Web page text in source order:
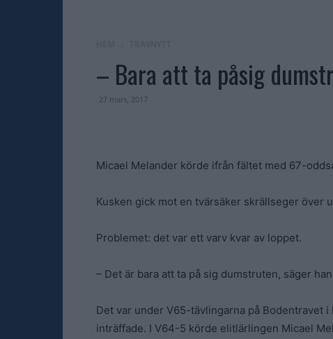
– Bara att ta påsig
27 mars, 2017
Micael Melander körde ifrån fältet med 67-
Kusken gick mot en tvärsäker skrällseger över
Problemet: det var ett varv kvar av loppet.
– Det är bara att ta på sig dumstruten, säger
Det var under V65-tävlingarna på Bodentravet
inträffade. I V64-5 körde elitlärlingen Micael